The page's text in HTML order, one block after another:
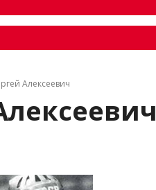
Алексеевич